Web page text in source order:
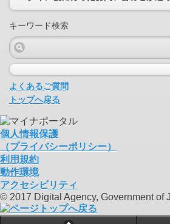
キーワード検索
よくあるご質問
トップへ戻る
個人情報保護
（プライバシーポリシー）
利用規約
動作環境
アクセシビリティ
© 2017 Digital Agency, Government of